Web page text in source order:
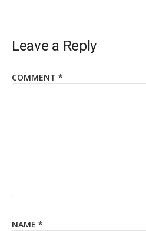
Leave a Reply
COMMENT *
NAME *